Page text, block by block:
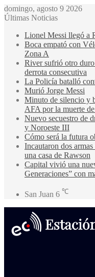
domingo, agosto 9 2026
Últimas Noticias
Lionel Messi llegó a
Boca empató con
Zona A
River sufrió otro
derrota consecutiva
La Policía batalló
Murió Jorge Messi
Minuto de silencio y
AFA por la muerte
Nuevo secuestro de
y Noroeste III
Cómo será la futura
Incautaron dos
una casa de Rawson
Capital vivió una
Generaciones” con
San Juan 6 ℃